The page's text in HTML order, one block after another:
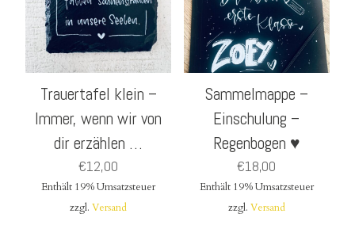
Trauertafel klein –
Immer, wenn wir von
dir erzählen …
€12,00
Enthält 19% Umsatzsteuer
zzgl.Versand
Sammelmappe –
Einschulung –
Regenbogen ♥
€18,00
Enthält 19% Umsatzsteuer
zzgl. Versand